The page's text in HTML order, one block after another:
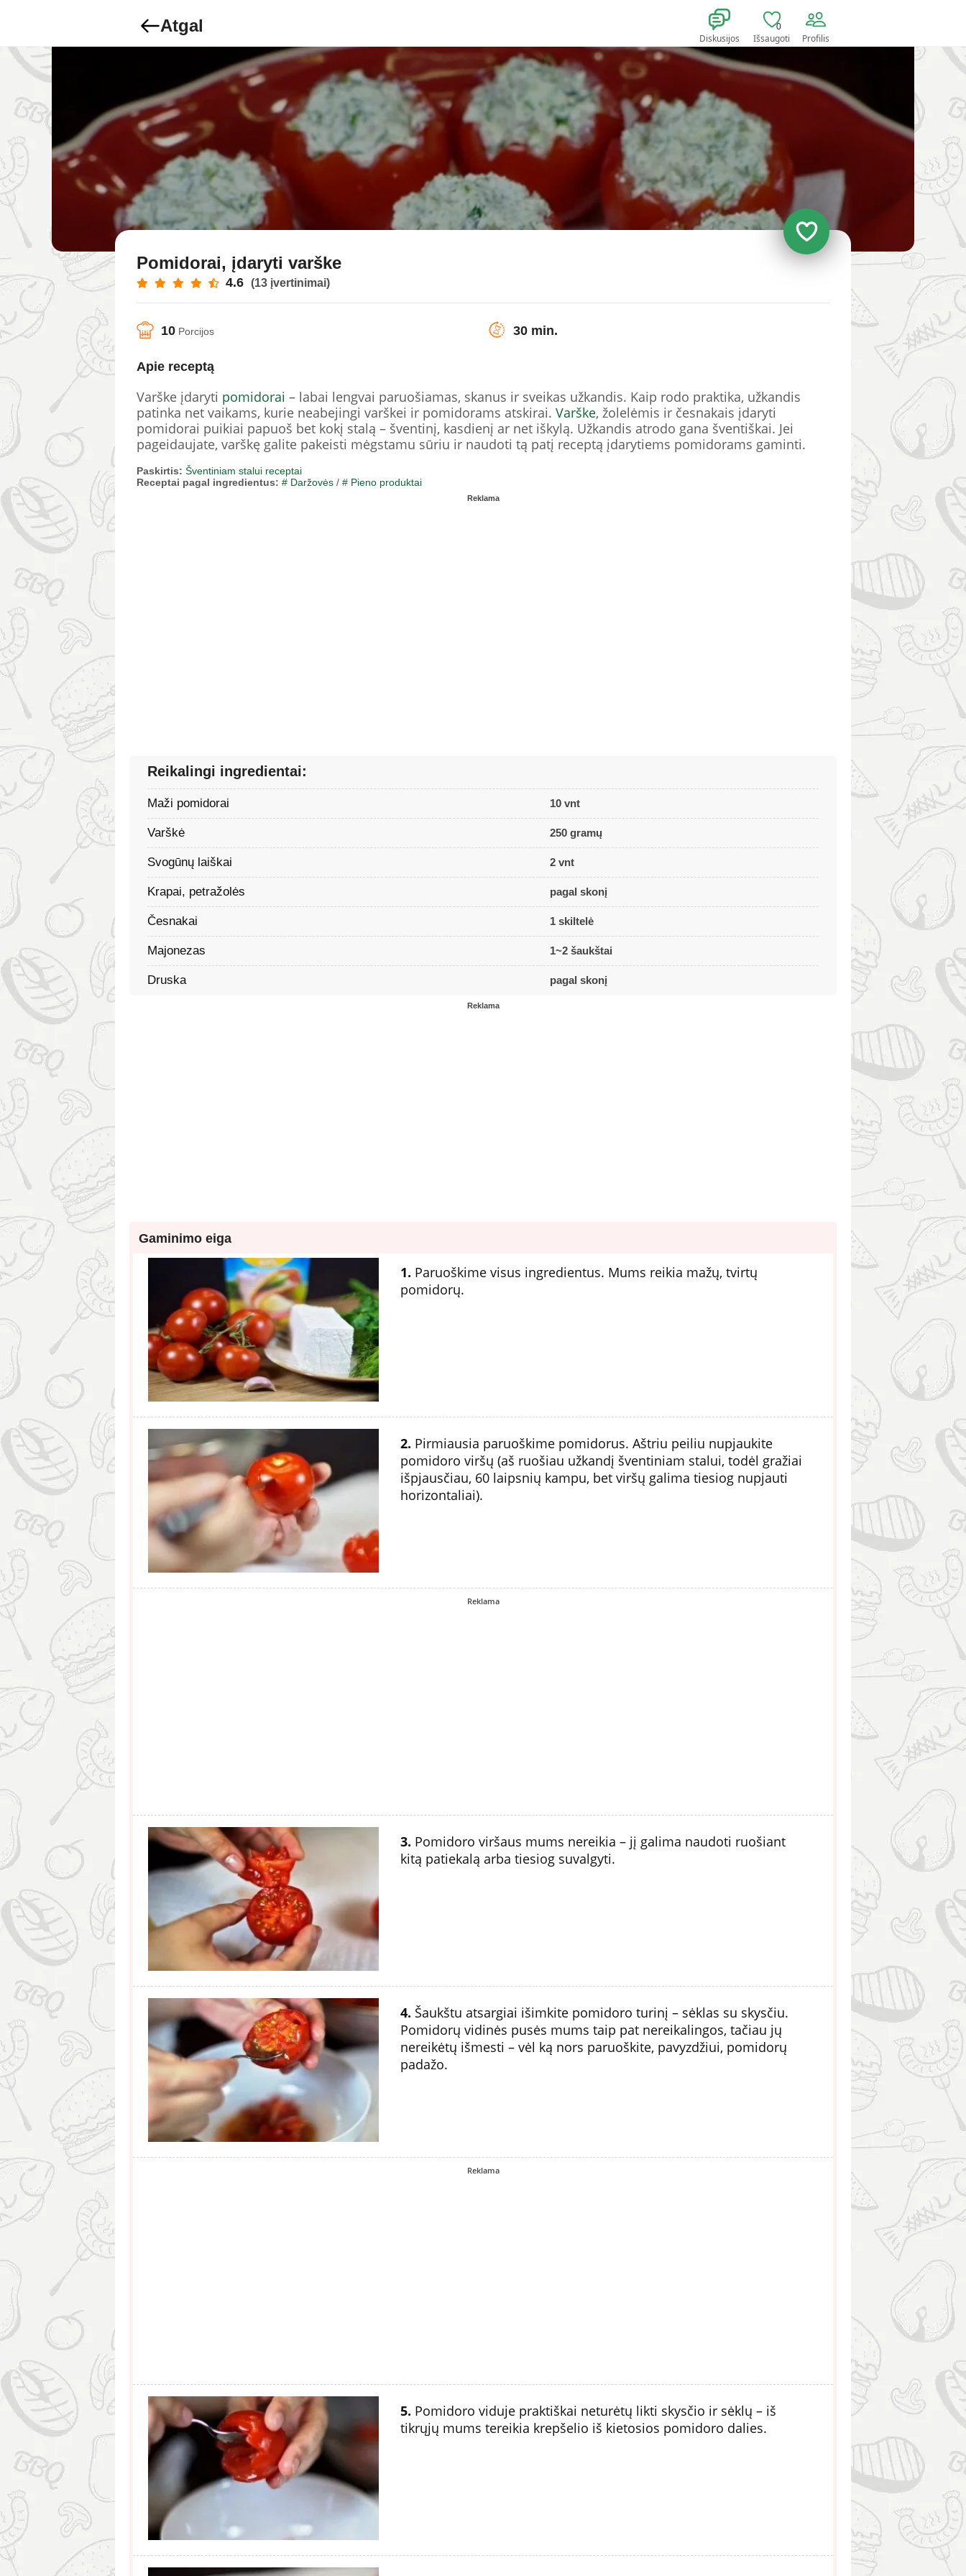
Atgal
Diskusijos
0
Išsaugoti Profilis
Pomidorai, įdaryti varške
4.6 (13 įvertinimai)
10 Porcijos 30 min.
Apie receptą
Varške įdaryti pomidorai – labai lengvai paruošiamas, skanus ir sveikas užkandis. Kaip rodo praktika, užkandis
patinka net vaikams, kurie neabejingi varškei ir pomidorams atskirai. Varške, žolelėmis ir česnakais įdaryti
pomidorai puikiai papuoš bet kokį stalą – šventinį, kasdienį ar net iškylą. Užkandis atrodo gana šventiškai. Jei
pageidaujate, varškę galite pakeisti mėgstamu sūriu ir naudoti tą patį receptą įdarytiems pomidorams gaminti.
Paskirtis: Šventiniam stalui receptai
Receptai pagal ingredientus: # Daržovės / # Pieno produktai
Reklama
Reikalingi ingredientai:
Maži pomidorai 10 vnt
Varškė 250 gramų
Svogūnų laiškai 2 vnt
Krapai, petražolės pagal skonį
Česnakai 1 skiltelė
Majonezas 1~2 šaukštai
Druska pagal skonį
Reklama
Gaminimo eiga
1. Paruoškime visus ingredientus. Mums reikia mažų, tvirtų
pomidorų.
2. Pirmiausia paruoškime pomidorus. Aštriu peiliu nupjaukite
pomidoro viršų (aš ruošiau užkandį šventiniam stalui, todėl gražiai
išpjausčiau, 60 laipsnių kampu, bet viršų galima tiesiog nupjauti
horizontaliai).
Reklama
3. Pomidoro viršaus mums nereikia – jį galima naudoti ruošiant
kitą patiekalą arba tiesiog suvalgyti.
4. Šaukštu atsargiai išimkite pomidoro turinį – sėklas su skysčiu.
Pomidorų vidinės pusės mums taip pat nereikalingos, tačiau jų
nereikėtų išmesti – vėl ką nors paruoškite, pavyzdžiui, pomidorų
padažo.
Reklama
5. Pomidoro viduje praktiškai neturėtų likti skysčio ir sėklų – iš
tikrųjų mums tereikia krepšelio iš kietosios pomidoro dalies.